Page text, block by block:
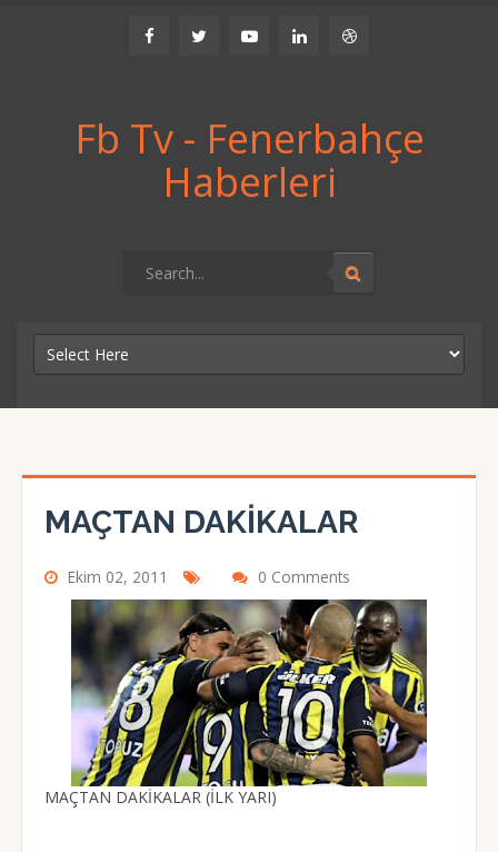
Fb Tv - Fenerbahçe
Haberleri
MAÇTAN DAKİKALAR
Ekim 02, 2011 0 Comments
MAÇTAN DAKİKALAR (İLK YARI)